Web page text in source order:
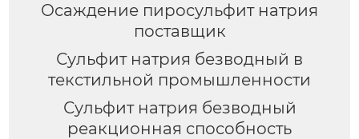
Осаждение пиросульфит натрия
поставщик
Сульфит натрия безводный в
текстильной промышленности
Сульфит натрия безводный
реакционная способность